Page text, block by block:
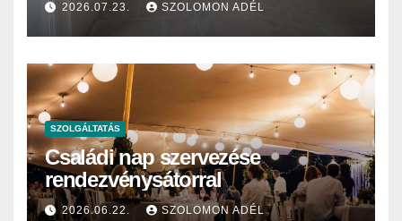
2026.07.23. SZOLOMON ADÉL
SZOLGÁLTATÁS
Családi nap szervezése
rendezvénysátorral
2026.06.22. SZOLOMON ADÉL